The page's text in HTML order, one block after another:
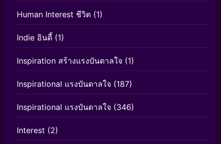
Human Interest ชีวิต (1)
Indie อินดี้ (1)
Inspiration สร้างแรงบันดาลใจ (1)
Inspirational แรงบันดาลใจ (187)
Inspirational แรงบันดาลใจ (346)
Interest (2)